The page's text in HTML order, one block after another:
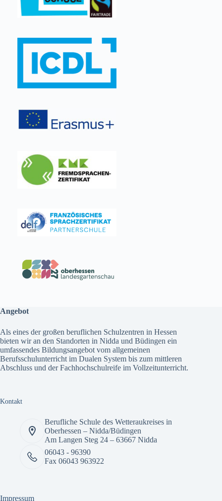
Angebot
Als eines der großen beruflichen Schulzentren in Hessen
bieten wir an den Standorten in Nidda und Büdingen ein
umfassendes Bildungsangebotvom allgemeinen
Berufsschulunterricht im Dualen System bis zum mittleren
Abschluss und der Fachhochschulreife im Vollzeitunterricht.
Kontakt
Berufliche Schule des Wetteraukreises in
Oberhessen – Nidda/Büdingen
Am Langen Steg 24 – 63667 Nidda
06043 - 96390
Fax 06043 963922
Impressum